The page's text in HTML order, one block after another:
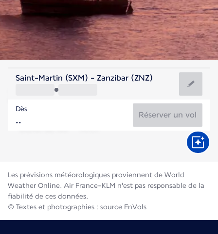
Tanzanie
Zanzibar
Tanzanie
Durée du vol
Saint-Martin (SXM) - Zanzibar (ZNZ)
Dès
Réserver un vol
Les prévisions météorologiques proviennent de World
Weather Online. Air France-KLM n'est pas responsable de la
fiabilité de ces données.
© Textes et photographies : source EnVols